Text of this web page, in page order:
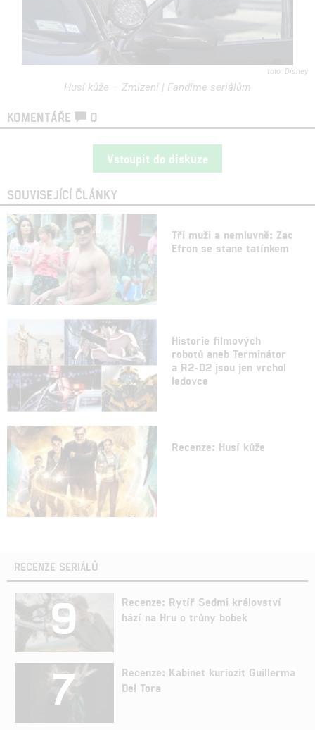
Disney
Husí kůže – Zmizení | Fandíme seriálům
KOMENTÁŘE 0
Vstoupit do diskuze
SOUVISEJÍCÍ ČLÁNKY
Tři muži a nemluvně: Zac
Efron se stane tatínkem
Historie filmových
robotů aneb Terminátor
a R2-D2 jsou jen vrchol
ledovce
Recenze: Husí kůže
RECENZE SERIÁLŮ
9
Recenze: Rytíř Sedmi království
hází na Hru o trůny bobek
7
Recenze: Kabinet kuriozit Guillerma
Del Tora